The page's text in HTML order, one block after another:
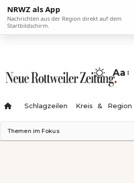
NRWZ als App
Nachrichten aus der Region direkt auf dem
Startbildschirm.
Aa
Schlagzeilen Kreis & Region
Themen im Fokus